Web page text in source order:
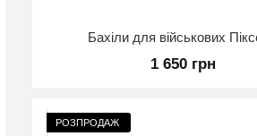
Бахіли для військових
1 650 грн
РОЗПРОДАЖ